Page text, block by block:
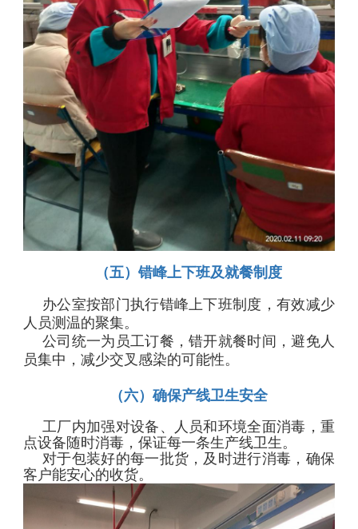
（五）错峰上下班及就餐制度
办公室按部门执行错峰上下班制度，有效减少
人员测温的聚集。
公司统一为员工订餐，错开就餐时间，避免人
员集中，减少交叉感染的可能性。
（六）确保产线卫生安全
工厂内加强对设备、人员和环境全面消毒，重
点设备随时消毒，保证每一条生产线卫生。
对于包装好的每一批货，及时进行消毒，确保
客户能安心的收货。